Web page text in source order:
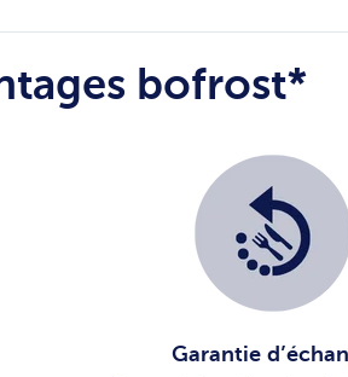
bofrost*
Garantie